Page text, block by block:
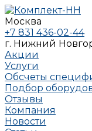
Москва
+7 831 436-02-44
г. Нижний
Акции
Услуги
Обсчеты
Подбор
Отзывы
Компания
Новости